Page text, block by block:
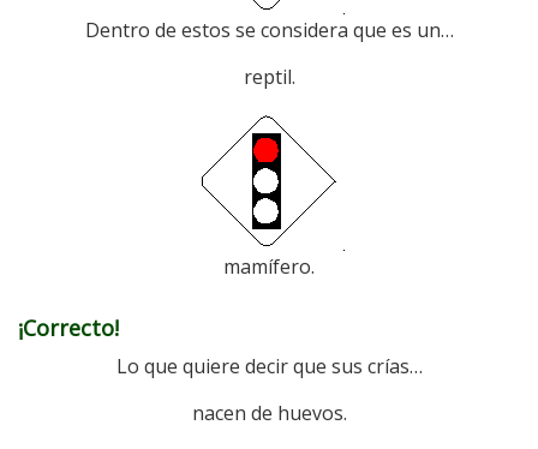
Dentro de estos se considera que es un…
reptil.
mamífero.
¡Correcto!
Lo que quiere decir que sus crías…
nacen de huevos.